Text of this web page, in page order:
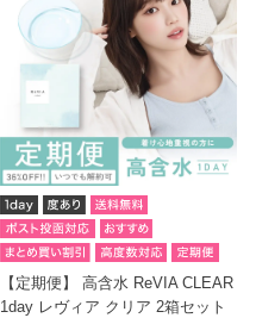
【定期便】 高含水 ReVIA CLEAR
1day レヴィア クリア 2箱セット